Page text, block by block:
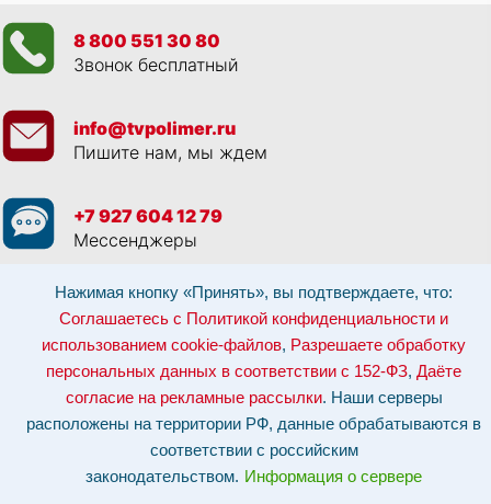
Нажимая кнопку «Принять», вы подтверждаете, что:
Соглашаетесь с Политикой конфиденциальности и
использованием cookie-файлов, Разрешаете обработку
персональных данных в соответствии с 152-ФЗ, Даёте
согласие на рекламные рассылки. Наши серверы
расположены на территории РФ, данные обрабатываются в
соответствии с российским
законодательством. Информация о сервере
8 800 551 30 80
Звонок бесплатный
info@tvpolimer.ru
Пишите нам, мы ждем
+7 927 604 12 79
Мессенджеры
Просматривая данный веб сайт, и обращаясь к нам, вы:Соглашаетесь с
Политикой конфиденциальности и использованием cookie-файлов,
Разрешаете обработку персональных данных в соответствии с 152-ФЗ
Даёте согласие на рекламные рассылки.
Отозвать согласие на обработку персональных данных: по эл-почте:
info@tvpolimer.ru| по телефону8 800 551 30 80
соответствии с российским законодательством.Информация о сервере и
Сайт носит исключительно информационный характер и не является